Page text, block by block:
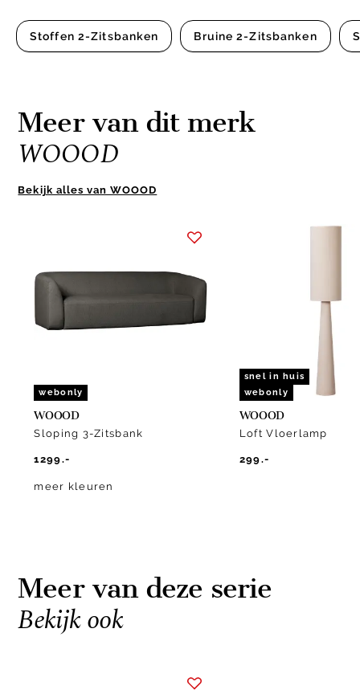
Stoffen 2-Zitsbanken Bruine 2-Zitsbanken
Meer van dit merk
WOOOD
Bekijk alles van WOOOD
webonly
WOOOD
Sloping 3-Zitsbank
1299.-
meer kleuren
snel in huis
webonly
WOOOD
Loft Vloerlamp
299.-
Meer van deze serie
Bekijk ook